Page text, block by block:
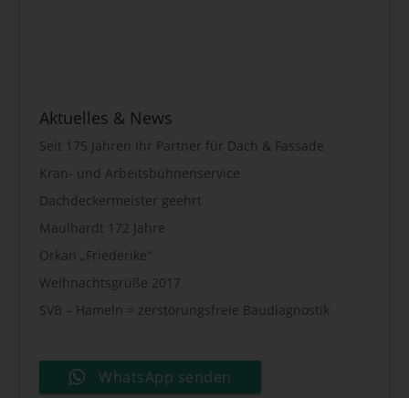
Aktuelles & News
Seit 175 Jahren Ihr Partner für Dach & Fassade
Kran- und Arbeitsbühnenservice
Dachdeckermeister geehrt
Maulhardt 172 Jahre
Orkan „Friederike“
Weihnachtsgrüße 2017
SVB – Hameln = zerstörungsfreie Baudiagnostik
WhatsApp senden